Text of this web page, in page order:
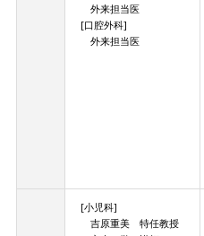
外来担当医
[口腔外科]
外来担当医
[小児科]
吉原重美 特任教授